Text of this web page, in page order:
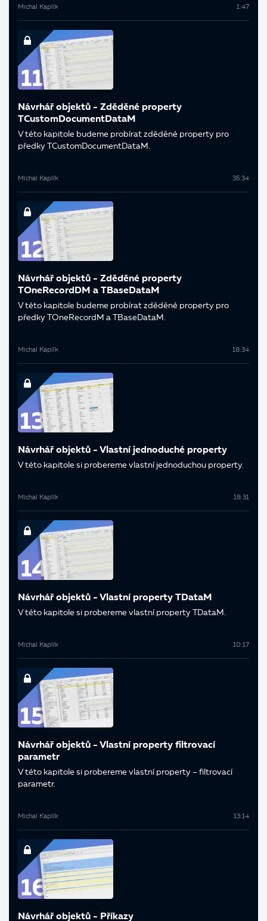
Michal Kaplík 1:47
Návrhář objektů - Zděděné property
TCustomDocumentDataM
V této kapitole budeme probírat zděděné property pro
předky TCustomDocumentDataM.
Michal Kaplík 35:34
Návrhář objektů - Zděděné property
TOneRecordDM a TBaseDataM
V této kapitole budeme probírat zděděné property pro
předky TOneRecordM a TBaseDataM.
Michal Kaplík 18:34
Návrhář objektů - Vlastní jednoduché property
V této kapitole si probereme vlastní jednoduchou property.
Michal Kaplík 18:31
Návrhář objektů - Vlastní property TDataM
V této kapitole si probereme vlastní property TDataM.
Michal Kaplík 10:17
Návrhář objektů - Vlastní property filtrovací
parametr
V této kapitole si probereme vlastní property – filtrovací
parametr.
Michal Kaplík 13:14
Návrhář objektů - Příkazy